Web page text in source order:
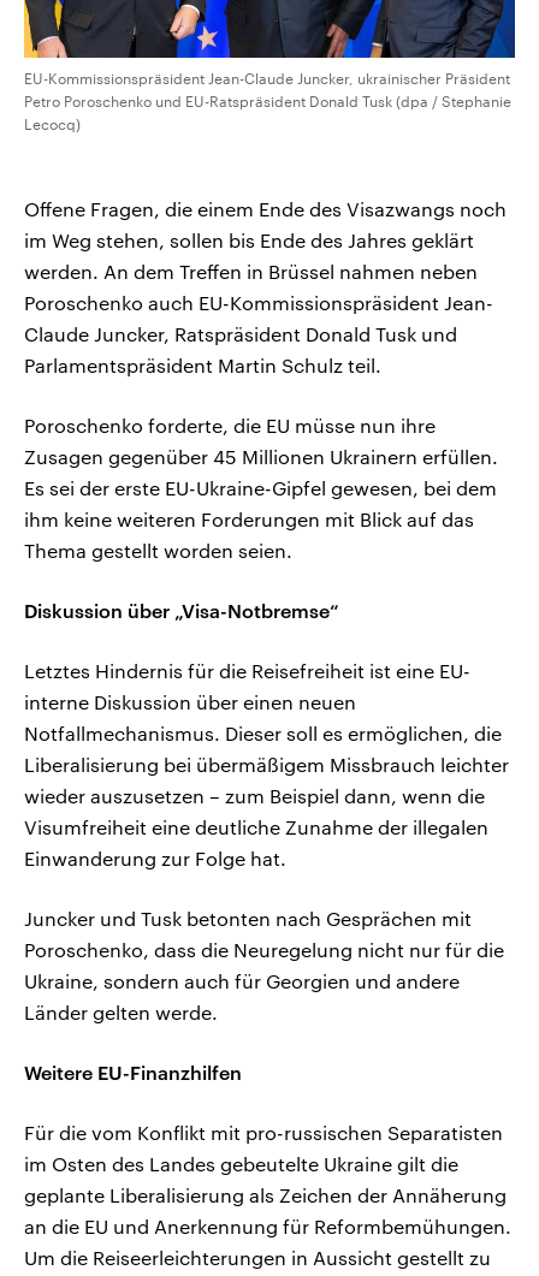
EU-Kommissionspräsident Jean-Claude Juncker, ukrainischer Präsident
Petro Poroschenko und EU-Ratspräsident Donald Tusk (dpa / Stephanie
Lecocq)
Offene Fragen, die einem Ende des Visazwangs noch
im Weg stehen, sollen bis Ende des Jahres geklärt
werden. An dem Treffen in Brüssel nahmen neben
Poroschenko auch EU-Kommissionspräsident Jean-
Claude Juncker, Ratspräsident Donald Tusk und
Parlamentspräsident Martin Schulz teil.
Poroschenko forderte, die EU müsse nun ihre
Zusagen gegenüber 45 Millionen Ukrainern erfüllen.
Es sei der erste EU-Ukraine-Gipfel gewesen, bei dem
ihm keine weiteren Forderungen mit Blick auf das
Thema gestellt worden seien.
Diskussion über „Visa-Notbremse“
Letztes Hindernis für die Reisefreiheit ist eine EU-
interne Diskussion über einen neuen
Notfallmechanismus. Dieser soll es ermöglichen, die
Liberalisierung bei übermäßigem Missbrauch leichter
wieder auszusetzen – zum Beispiel dann, wenn die
Visumfreiheit eine deutliche Zunahme der illegalen
Einwanderung zur Folge hat.
Juncker und Tusk betonten nach Gesprächen mit
Poroschenko, dass die Neuregelung nicht nur für die
Ukraine, sondern auch für Georgien und andere
Länder gelten werde.
Weitere EU-Finanzhilfen
Für die vom Konflikt mit pro-russischen Separatisten
im Osten des Landes gebeutelte Ukraine gilt die
geplante Liberalisierung als Zeichen der Annäherung
an die EU und Anerkennung für Reformbemühungen.
Um die Reiseerleichterungen in Aussicht gestellt zu